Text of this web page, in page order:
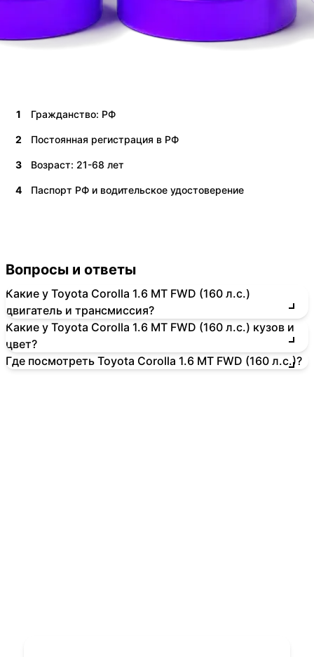
1 Гражданство: РФ
2 Постоянная регистрация в РФ
3 Возраст: 21-68 лет
4 Паспорт РФ и водительское удостоверение
Вопросы и ответы
Какие у Toyota Corolla 1.6 MT FWD (160 л.с.)
двигатель и трансмиссия?
Какие у Toyota Corolla 1.6 MT FWD (160 л.с.) кузов и
цвет?
Где посмотреть Toyota Corolla 1.6 MT FWD (160 л.с.)?